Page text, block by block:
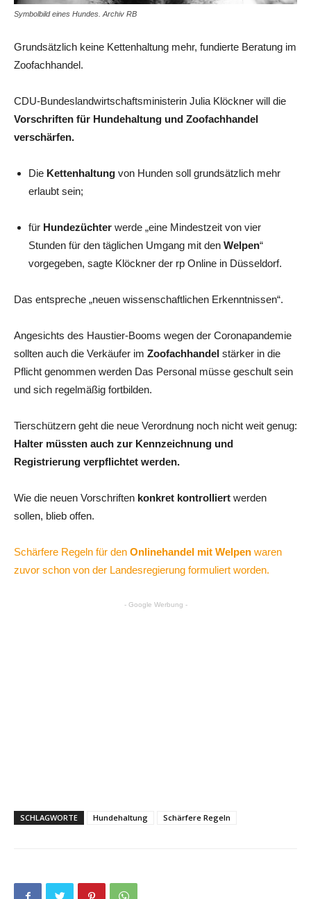
Symbolbild eines Hundes. Archiv RB
Grundsätzlich keine Kettenhaltung mehr, fundierte Beratung im
Zoofachhandel.
CDU-Bundeslandwirtschaftsministerin Julia Klöckner will die
Vorschriften für Hundehaltung und Zoofachhandel
verschärfen.
Die Kettenhaltung von Hunden soll grundsätzlich mehr
erlaubt sein;
für Hundezüchter werde „eine Mindestzeit von vier
Stunden für den täglichen Umgang mit den Welpen“
vorgegeben, sagte Klöckner der rp Online in Düsseldorf.
Das entspreche „neuen wissenschaftlichen Erkenntnissen“.
Angesichts des Haustier-Booms wegen der Coronapandemie
sollten auch die Verkäufer im Zoofachhandel stärker in die
Pflicht genommen werden Das Personal müsse geschult sein
und sich regelmäßig fortbilden.
Tierschützern geht die neue Verordnung noch nicht weit genug:
Halter müssten auch zur Kennzeichnung und
Registrierung verpflichtet werden.
Wie die neuen Vorschriften konkret kontrolliert werden
sollen, blieb offen.
Schärfere Regeln für den Onlinehandel mit Welpen waren
zuvor schon von der Landesregierung formuliert worden.
- Google Werbung -
SCHLAGWORTE Hundehaltung Schärfere Regeln